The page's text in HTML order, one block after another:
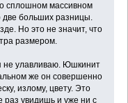
сплошном массивном
две больших разницы.
Но это не значит, что
размером.
не улавливаю. Юшкинит
же он совершенно
излому, цвету. Это
раз увидишь и уже ни с